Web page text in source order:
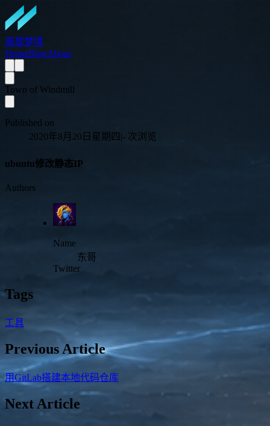
翡翠梦境
HomeBlogAbout
Town of Windmill
Published on
2020年8月20日星期四 |- 次浏览
ubuntu修改静态IP
Authors
Name
东哥
Twitter
Tags
工具
Previous Article
用GitLab搭建本地代码仓库
Next Article